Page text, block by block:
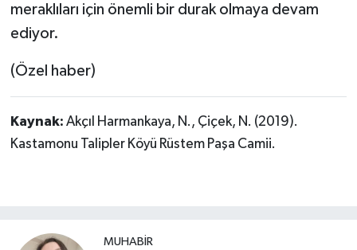
meraklıları için önemli bir durak olmaya devam
ediyor.
(Özel haber)
Kaynak: Akçıl Harmankaya, N., Çiçek, N. (2019).
Kastamonu Talipler Köyü Rüstem Paşa Camii.
MUHABİR